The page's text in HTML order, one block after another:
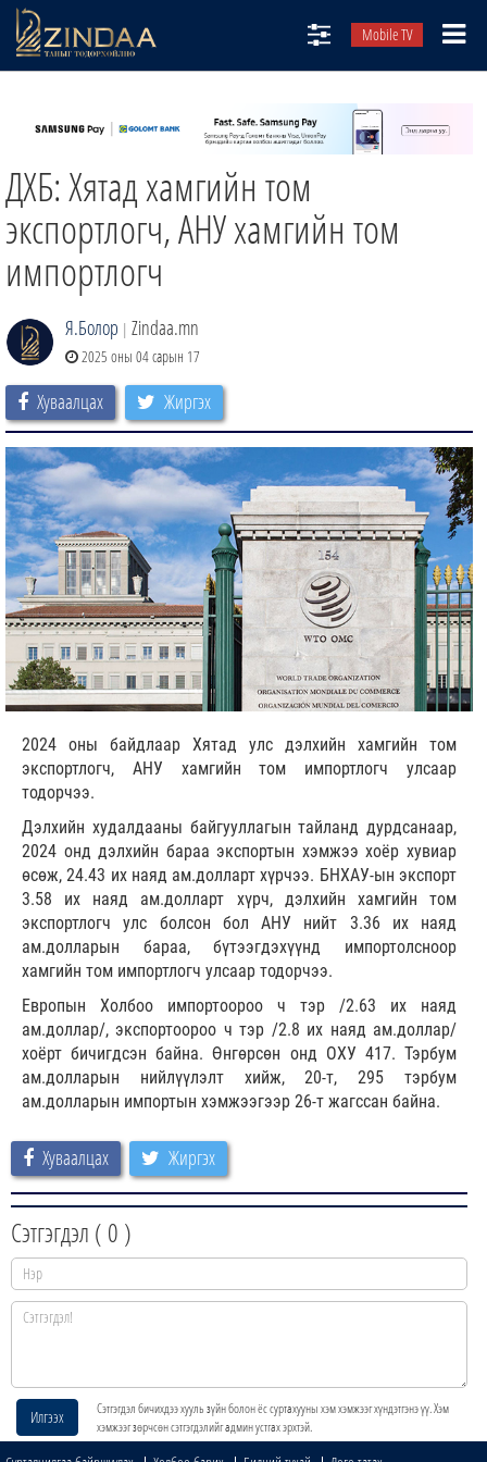
Mobile TV
ТВ8
ӨГЛӨӨНИЙ СОНИН
АУДИО ЗОХИОЛ
ЗИНДАА СЭТГҮҮЛ
ДХБ: Хятад хамгийн том
экспортлогч, АНУ хамгийн том
импортлогч
Я.Болор | Zindaa.mn
2025 оны 04 сарын 17
Хуваалцах Жиргэх
2024 оны байдлаар Хятад улс дэлхийн хамгийн том
экспортлогч, АНУ хамгийн том импортлогч улсаар
тодорчээ.
Дэлхийн худалдааны байгууллагын тайланд дурдсанаар,
2024 онд дэлхийн бараа экспортын хэмжээ хоёр хувиар
өсөж, 24.43 их наяд ам.долларт хүрчээ. БНХАУ-ын экспорт
3.58 их наяд ам.долларт хүрч, дэлхийн хамгийн том
экспортлогч улс болсон бол АНУ нийт 3.36 их наяд
ам.долларын бараа, бүтээгдэхүүнд импортолсноор
хамгийн том импортлогч улсаар тодорчээ.
Европын Холбоо импортоороо ч тэр /2.63 их наяд
ам.доллар/, экспортоороо ч тэр /2.8 их наяд ам.доллар/
хоёрт бичигдсэн байна. Өнгөрсөн онд ОХУ 417. Тэрбум
ам.долларын нийлүүлэлт хийж, 20-т, 295 тэрбум
ам.долларын импортын хэмжээгээр 26-т жагссан байна.
Хуваалцах Жиргэх
Сэтгэгдэл ( 0 )
Илгээх
Сэтгэгдэл бичихдээ хууль зүйн болон ёс суртахууны хэм хэмжээг хүндэтгэнэ үү. Хэм
хэмжээг зөрчсөн сэтгэгдэлийг админ устгах эрхтэй.